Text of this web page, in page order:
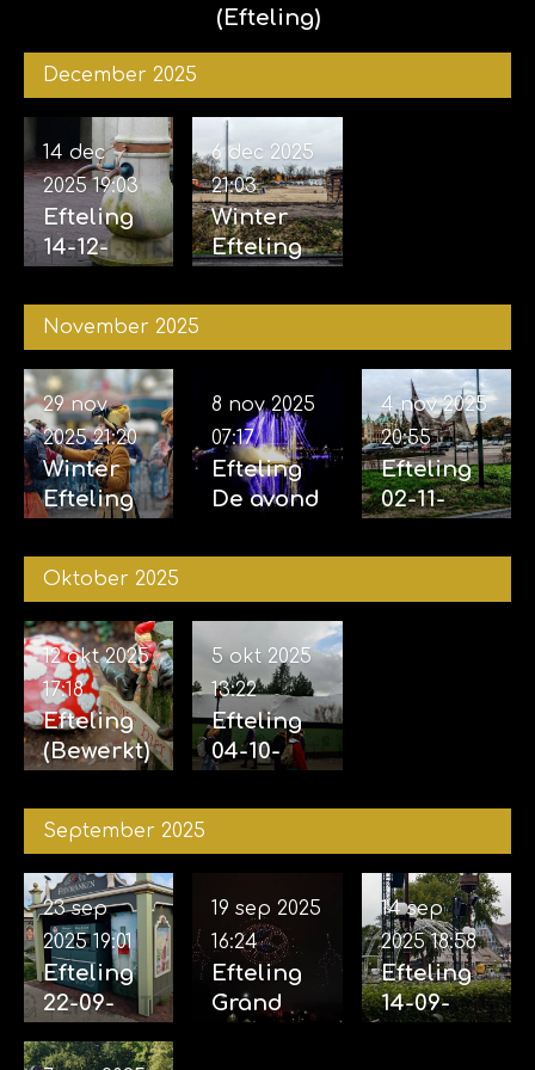
(Efteling)
December 2025
Efteling
14-12-
14 dec
2025 19:03
Winter
Efteling
2025
6 dec 2025
21:03
November 2025
Winter
Efteling
2025
29 nov
2025 21:20
Efteling
De avond
vijf
07-11-2025
8 nov 2025
07:17
Efteling
02-11-
04-11-
4 nov 2025
20:55
Oktober 2025
Efteling
(Bewerkt)
2025
12 okt 2025
17:18
Efteling
04-10-
5 okt 2025
13:22
September 2025
Efteling
22-09-
(incl.
23 sep
2025 19:01
Efteling
Grand
19 sep 2025
16:24
Efteling
14-09-
14 sep
2025 18:58